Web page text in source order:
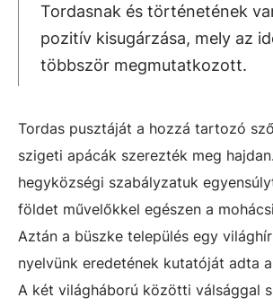
Tordasnak és történetének
pozitív kisugárzása, mely az
többször megmutatkozott.
Tordas pusztáját a hozzá tartozó
szigeti apácák szerezték meg
hegyközségi szabályzatuk
földet művelőkkel egészen a
Aztán a büszke település egy
nyelvünk eredetének kutatóját adta
A két világháború közötti válsággal